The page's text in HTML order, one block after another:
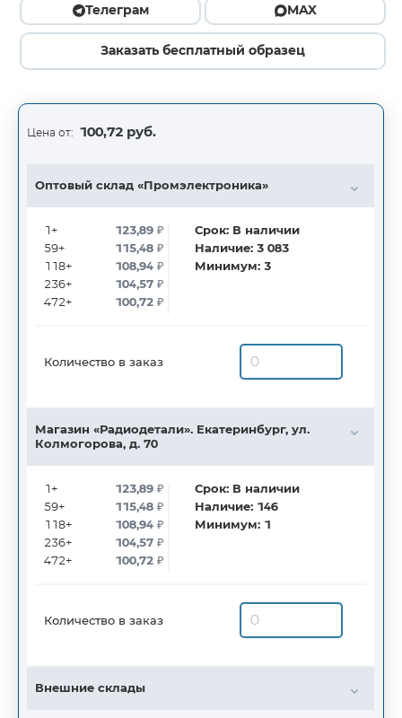
Телеграм MAX
Заказать бесплатный образец
Цена от: 100,72 руб.
Оптовый склад «Промэлектроника»
1+
59+
118+
236+
472+
123,89₽
115,48₽
108,94₽
104,57₽
100,72₽
Срок: В наличии
Наличие:3 083
Минимум:3
Количество в заказ
Магазин «Радиодетали». Екатеринбург, ул.
Колмогорова, д. 70
1+
59+
118+
236+
472+
123,89₽
115,48₽
108,94₽
104,57₽
100,72₽
Срок: В наличии
Наличие: 146
Минимум: 1
Количество в заказ
Внешние склады